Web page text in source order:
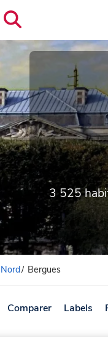
3 525
Nord/ Bergues
Comparer Labels